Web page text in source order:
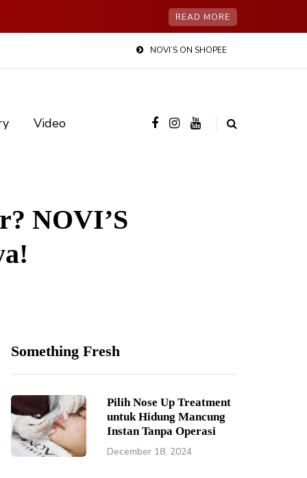
READ MORE
NOVI’S ON SHOPEE
Video
NOVI’S
Something Fresh
Pilih Nose Up Treatment
untuk Hidung Mancung
Instan Tanpa Operasi
December 18, 2024